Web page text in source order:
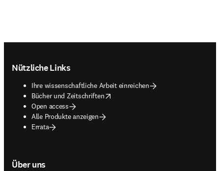
Nützliche Links
Ihre wissenschaftliche Arbeit einreichen
Bücher und Zeitschriften
opens in new tab/window
Open access
Alle Produkte anzeigen
Errata
Über uns